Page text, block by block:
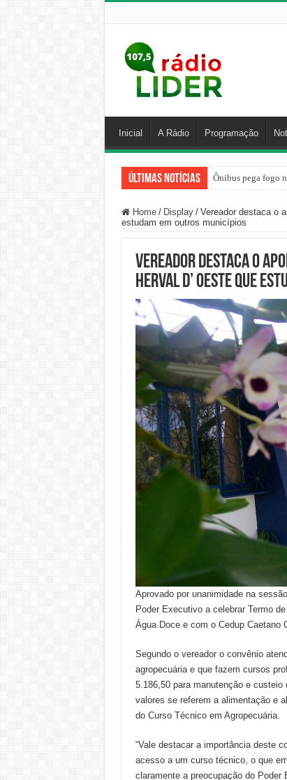
Inicial A Rádio Programação
Últimas Notícias Ônibus pega fogo
Home / Display / Vereador destaca o
estudam em outros municípios
Vereador destaca o
Herval d’ Oeste que
Aprovado por unanimidade na
Poder Executivo a celebrar Termo
Água Doce e com o Cedup Caetano
Segundo o vereador o convênio
agropecuária e que fazem cursos
5.186,50 para manutenção e
valores se referem a alimentação e
do Curso Técnico em Agropecuária.
“Vale destacar a importância deste
acesso a um curso técnico, o que
claramente a preocupação do